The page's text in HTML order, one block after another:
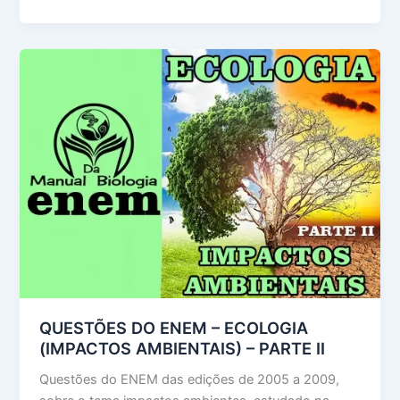
–
BIOGEOQUÍMICOS)
PARTE
I
QUESTÕES DO ENEM – ECOLOGIA
(IMPACTOS AMBIENTAIS) – PARTE II
Questões do ENEM das edições de 2005 a 2009,